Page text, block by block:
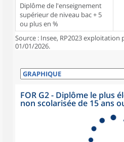
Diplôme de l'enseignement
supérieur de niveau bac + 5
ou plus en %
Source : Insee, RP2023 exploitation
01/01/2026.
FOR G2 - Diplôme le plus
non scolarisée de 15 ans